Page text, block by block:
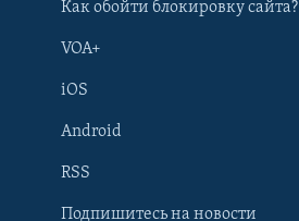
Learning English
Как обойти блокировку сайта?
VOA+
iOS
Android
RSS
Подпишитесь на новости